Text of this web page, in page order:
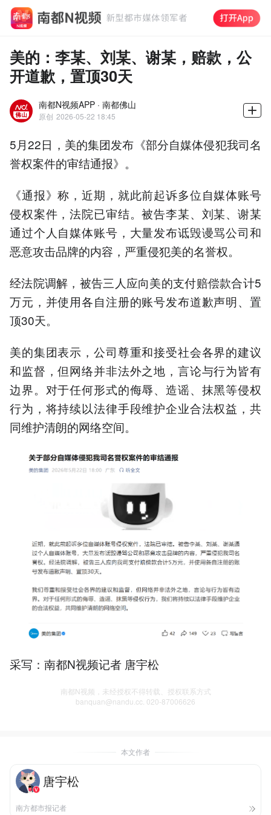
美的：李某、刘某、谢某，赔款，公
开道歉，置顶30天
南都N视频APP · 南都佛山
原创 2026-05-22 18:45
5月22日，美的集团发布《部分自媒体侵犯我司名
誉权案件的审结通报》。
《通报》称，近期，就此前起诉多位自媒体账号
侵权案件，法院已审结。被告李某、刘某、谢某
通过个人自媒体账号，大量发布诋毁谩骂公司和
恶意攻击品牌的内容，严重侵犯美的名誉权。
经法院调解，被告三人应向美的支付赔偿款合计5
万元，并使用各自注册的账号发布道歉声明、置
顶30天。
美的集团表示，公司尊重和接受社会各界的建议
和监督，但网络并非法外之地，言论与行为皆有
边界。对于任何形式的侮辱、造谣、抹黑等侵权
行为，将持续以法律手段维护企业合法权益，共
同维护清朗的网络空间。
采写：南都N视频记者 唐宇松
南都N视频，未经授权不得转载、授权联系方式
banquan@nandu.cc. 020-87006626
本文作者
唐宇松
南方都市报记者